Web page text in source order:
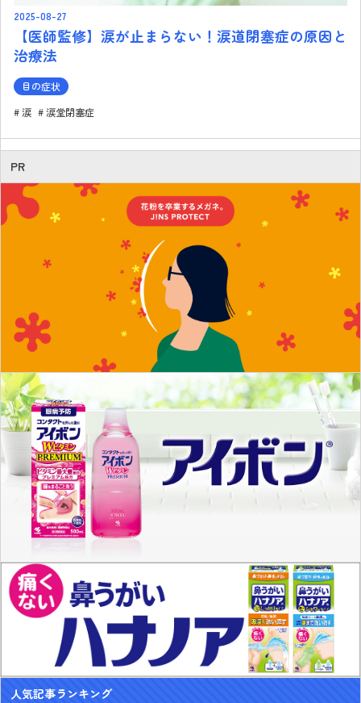
2025-08-27
【医師監修】涙が止まらない！涙道閉塞症の原因と
治療法
目の症状
涙
涙堂閉塞症
PR
人気記事ランキング